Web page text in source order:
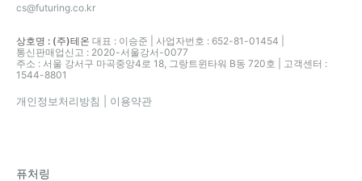
cs@futuring.co.kr
상호명 : (주)테온 대표 : 이승준 | 사업자번호 : 652-81-01454 |
통신판매업신고 : 2020-서울강서-0077
주소 : 서울 강서구 마곡중앙4로 18, 그랑트윈타워 B동 720호 | 고객센터 :
1544-8801
개인정보처리방침 | 이용약관
퓨처링